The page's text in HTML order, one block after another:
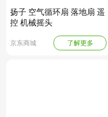
扬子 空气循环扇 落地扇 遥
控 机械摇头
京东商城 了解更多